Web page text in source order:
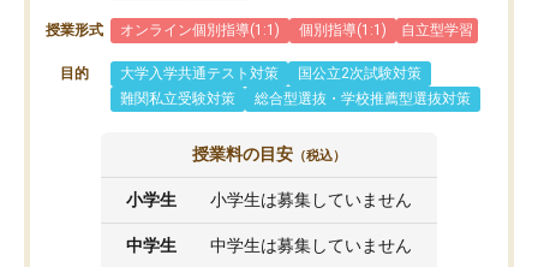
授業形式 オンライン個別指導(1:1) 個別指導(1:1) 自立型学習
目的 大学入学共通テスト対策
国公立2次試験対策
難関私立受験対策
総合型選抜・学校推薦型選抜対策
授業料の目安 （税込）
小学生 小学生は募集していません
中学生 中学生は募集していません